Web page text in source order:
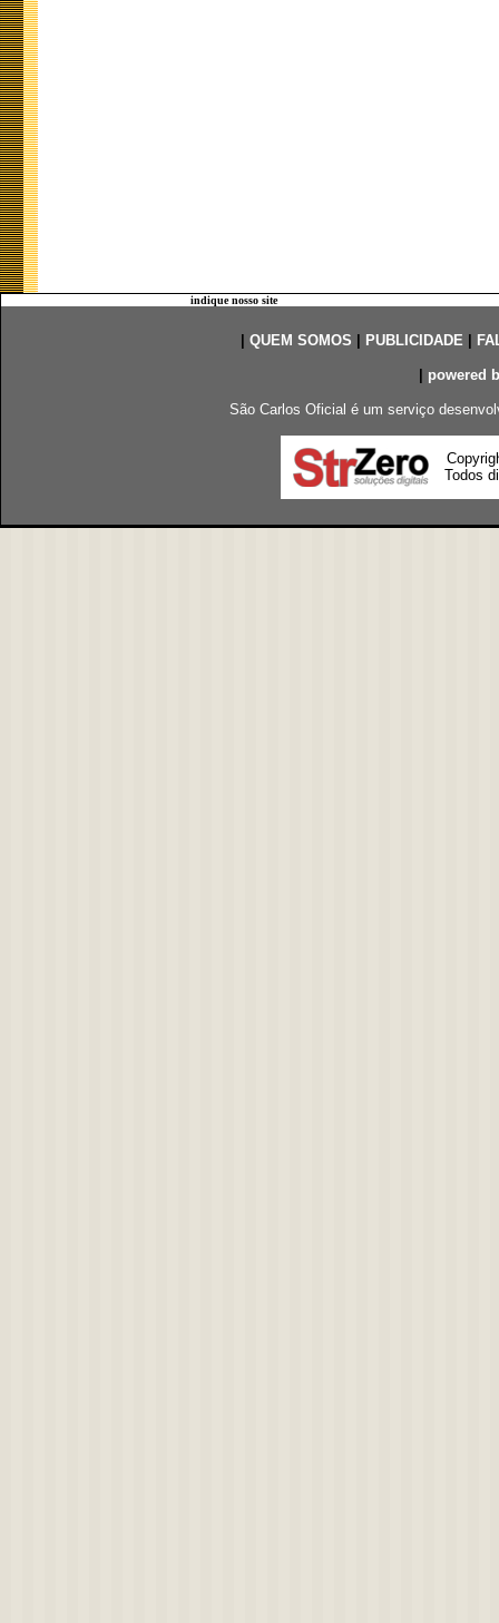
indique nosso site
QUEM SOMOS PUBLICIDADE|
powered
São Carlos Oficial é um serviço
Todos